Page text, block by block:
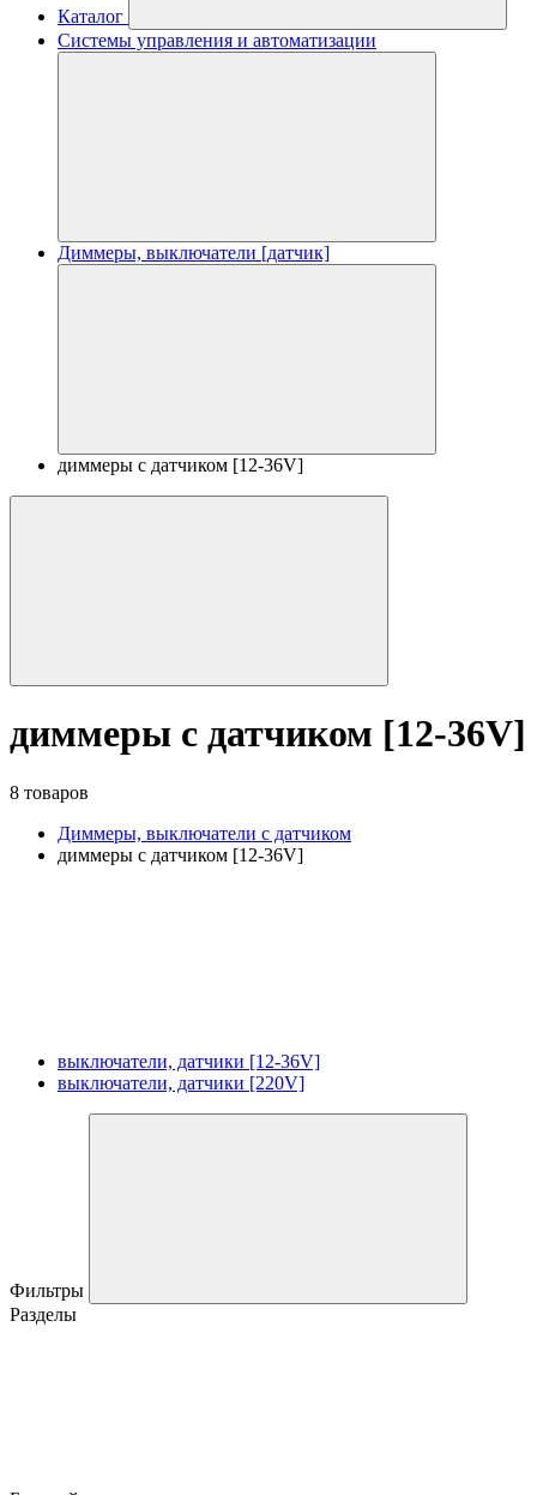
Каталог
Системы управления и автоматизации
Диммеры, выключатели [датчик]
диммеры с датчиком [12-36V]
диммеры с датчиком [12-36V]
8 товаров
Диммеры, выключатели с датчиком
диммеры с датчиком [12-36V]
выключатели, датчики [12-36V]
выключатели, датчики [220V]
Фильтры
Разделы